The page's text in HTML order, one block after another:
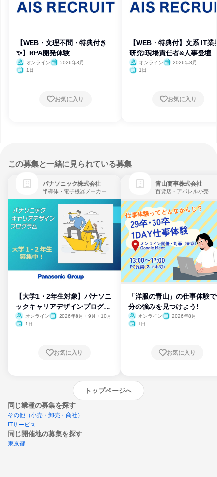
【WEB・文理不問・特典付き
✨】RPA開発体験
オンライン
2026年8月
1日
お気に入り
【WEB・特典付】文系 IT業
研究!現場責任者&人事登壇
オンライン
2026年8月
1日
お気に入り
この募集と一緒に見られている募集
パナソニック株式会社
半導体・電子機器メーカー
【大学1・2年生対象】パナソニ
ックキャリアデザインプログラ
ム
オンライン
2026年8月・9月・10月
1日
お気に入り
青山商事株式会社
百貨店・アパレル小売
「洋服の青山」の仕事体験
分の強みを見つけよう!
オンライン
2026年8月
1日
お気に入り
トップページへ
同じ業種の募集を探す
その他（小売・卸売・商社）
ITサービス
同じ開催地の募集を探す
東京都